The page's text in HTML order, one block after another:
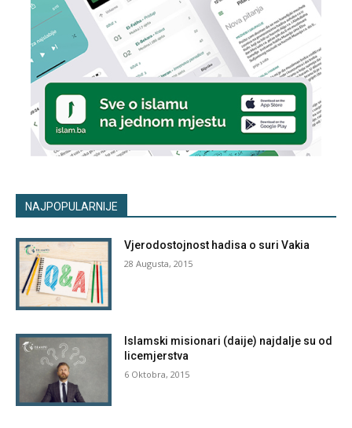
NAJPOPULARNIJE
Vjerodostojnost hadisa o suri Vakia
28 Augusta, 2015
Islamski misionari (daije) najdalje su od
licemjerstva
6 Oktobra, 2015